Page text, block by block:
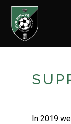
Skip
main
In 2019